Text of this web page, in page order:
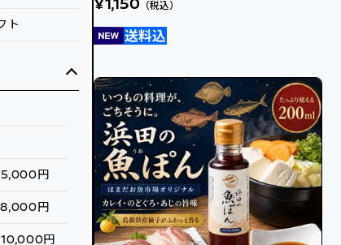
ト
円
円
円
¥1,150 （税込）